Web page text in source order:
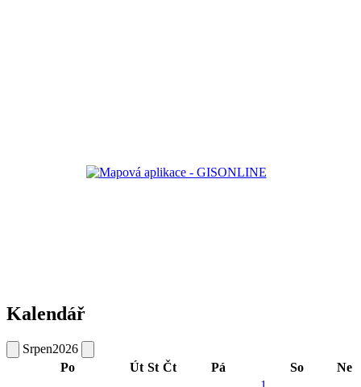
Kalendář
Srpen2026
Po
Út St Čt Pá So Ne